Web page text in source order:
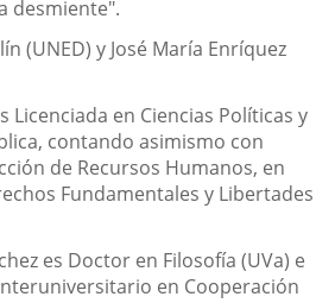
desmiente".
(UNED) y José María Enríquez
Licenciada en Ciencias Políticas y
contando asimismo con
de Recursos Humanos, en
Fundamentales y Libertades
es Doctor en Filosofía (UVa) e
en Cooperación